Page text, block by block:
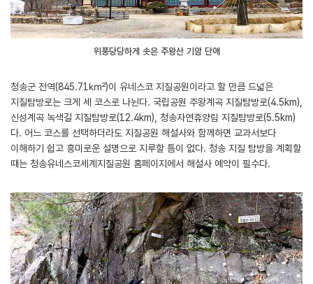
위풍당당하게 솟은 주왕산 기암 단애
청송군 전역(845.71㎢)이 유네스코 지질공원이라고 할 만큼 드넓은
지질탐방로는 크게 세 코스로 나뉜다. 국립공원 주왕계곡 지질탐방로(4.5km),
신성계곡 녹색길 지질탐방로(12.4km), 청송자연휴양림 지질탐방로(5.5km)
다. 어느 코스를 선택하더라도 지질공원 해설사와 함께하면 교과서보다
이해하기 쉽고 흥미로운 설명으로 지루할 틈이 없다. 청송 지질 탐방을 계획할
때는 청송유네스코세계지질공원 홈페이지에서 해설사 예약이 필수다.